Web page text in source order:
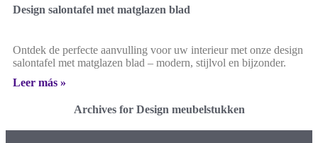
Design salontafel met matglazen blad
Ontdek de perfecte aanvulling voor uw interieur met onze design
salontafel met matglazen blad – modern, stijlvol en bijzonder.
Leer más »
Archives for Design meubelstukken